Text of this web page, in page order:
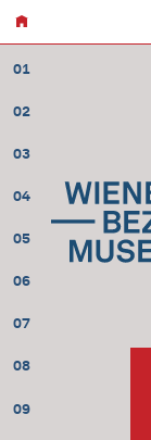
01
02
03
04
05
06
07
08
09